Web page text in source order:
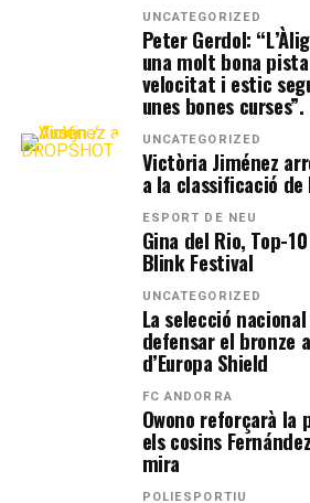
UNCATEGORIZED
Peter Gerdol:
una molt bona
velocitat i estic
unes bones curses”.
UNCATEGORIZED
Victòria Jiménez
a la classificació de
ESPORT DE NEU
Gina del Rio, Top-
Blink Festival
UNCATEGORIZED
La selecció
defensar el bronze
d’Europa Shield
FC ANDORRA
Owono reforçarà
els cosins
mira
POLIESPORTIU